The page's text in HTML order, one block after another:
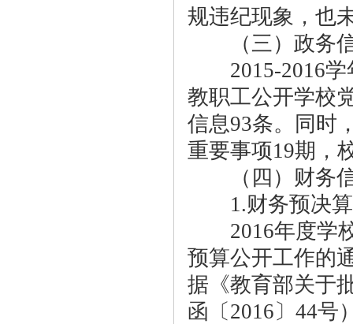
规违纪现象，也
（三）政务信
2015-2016学
教职工公开学校
信息93条。同时
重要事项19期，
（四）财务信
1.财务预决算
2016年度学校
预算公开工作的
据《教育部关于
函〔2016〕44号